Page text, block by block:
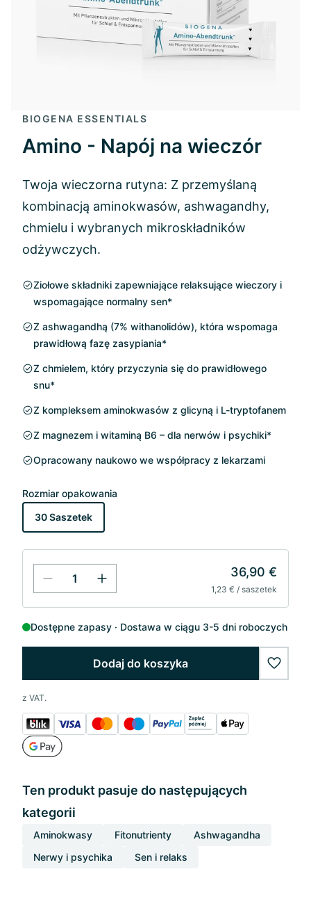
BIOGENA ESSENTIALS
Amino - Napój na wieczór
Twoja wieczorna rutyna: Z przemyślaną
kombinacją aminokwasów, ashwagandhy,
chmielu i wybranych mikroskładników
odżywczych.
Ziołowe składniki zapewniające relaksujące wieczory i
wspomagające normalny sen*
Z ashwagandhą (7% withanolidów), która wspomaga
prawidłową fazę zasypiania*
Z chmielem, który przyczynia się do prawidłowego
snu*
Z kompleksem aminokwasów z glicyną i L-tryptofanem
Z magnezem i witaminą B6 – dla nerwów i psychiki*
Opracowany naukowo we współpracy z lekarzami
Rozmiar opakowania
30 Saszetek
36,90 €
1,23 € / saszetek
Dostępne zapasy Dostawa w ciągu 3-5 dni roboczych
Dodaj do koszyka
z VAT.
Ten produkt pasuje do następujących
kategorii
Aminokwasy Fitonutrienty
Ashwagandha
Nerwy i psychika
Sen i relaks